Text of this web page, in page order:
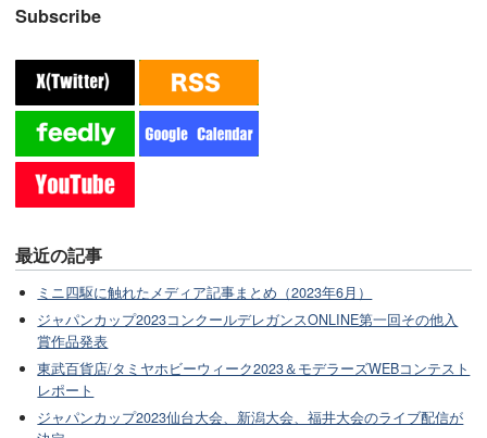
Subscribe
最近の記事
ミニ四駆に触れたメディア記事まとめ（2023年6月）
ジャパンカップ2023コンクールデレガンスONLINE第一回その他入
賞作品発表
東武百貨店/タミヤホビーウィーク2023＆モデラーズWEBコンテスト
レポート
ジャパンカップ2023仙台大会、新潟大会、福井大会のライブ配信が